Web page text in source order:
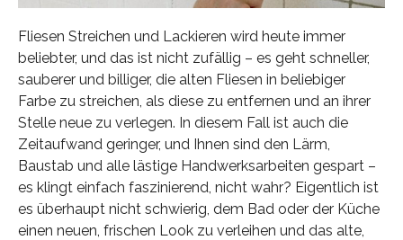
Fliesen Streichen und Lackieren wird heute immer
beliebter, und das ist nicht zufällig – es geht schneller,
sauberer und billiger, die alten Fliesen in beliebiger
Farbe zu streichen, als diese zu entfernen und an ihrer
Stelle neue zu verlegen. In diesem Fall ist auch die
Zeitaufwand geringer, und Ihnen sind den Lärm,
Baustab und alle lästige Handwerksarbeiten gespart –
es klingt einfach faszinierend, nicht wahr? Eigentlich ist
es überhaupt nicht schwierig, dem Bad oder der Küche
einen neuen, frischen Look zu verleihen und das alte,